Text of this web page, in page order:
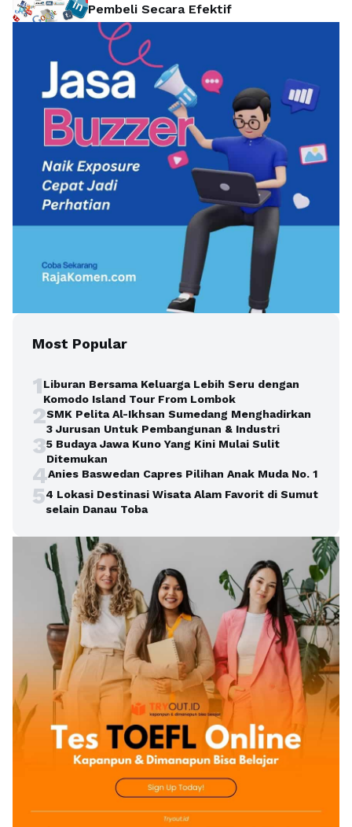
Pembeli Secara Efektif
Most Popular
1Liburan Bersama Keluarga Lebih Seru dengan
Komodo Island Tour From Lombok
2SMK Pelita Al-Ikhsan Sumedang Menghadirkan
3 Jurusan Untuk Pembangunan & Industri
35 Budaya Jawa Kuno Yang Kini Mulai Sulit
Ditemukan
4Anies Baswedan Capres Pilihan Anak Muda No. 1
54 Lokasi Destinasi Wisata Alam Favorit di Sumut
selain Danau Toba